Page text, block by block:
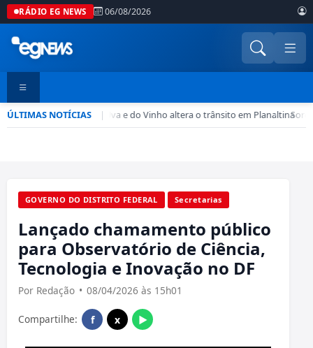
RÁDIO EG NEWS 06/08/2026
ÚLTIMAS NOTÍCIAS |
Feira da Uva e do Vinho altera o trânsito em Planaltina
•
GOVERNO DO DISTRITO FEDERAL Secretarias
Lançado chamamento público
para Observatório de Ciência,
Tecnologia e Inovação no DF
Por Redação • 08/04/2026 às 15h01
Compartilhe: f x ▶